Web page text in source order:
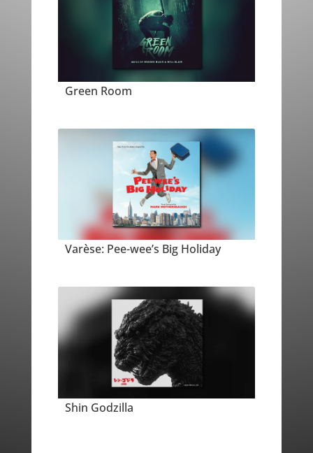
Green Room
Varèse: Pee-wee’s Big Holiday
Shin Godzilla